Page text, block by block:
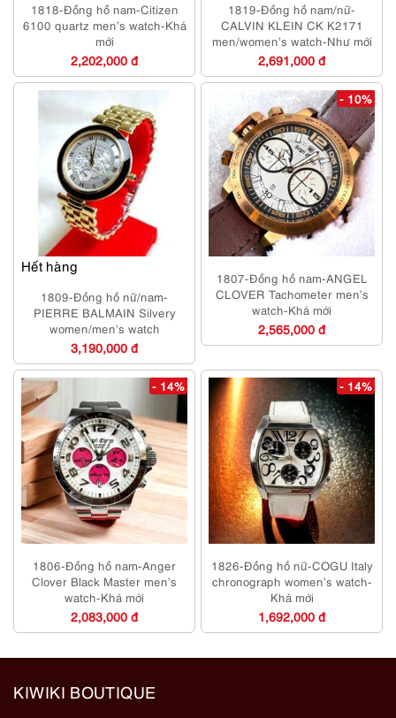
1818-Đồng hồ nam-Citizen
6100 quartz men’s watch-Khá
mới
2,202,000 đ
1819-Đồng hồ nam/nữ-
CALVIN KLEIN CK K2171
men/women’s watch-Như mới
2,691,000 đ
Hết hàng
1809-Đồng hồ nữ/nam-
PIERRE BALMAIN Silvery
women/men’s watch
3,190,000 đ
- 10%
1807-Đồng hồ nam-ANGEL
CLOVER Tachometer men’s
watch-Khá mới
2,565,000 đ
- 14%
1806-Đồng hồ nam-Anger
Clover Black Master men’s
watch-Khá mới
2,083,000 đ
- 14%
1826-Đồng hồ nữ-COGU Italy
chronograph women’s watch-
Khá mới
1,692,000 đ
KIWIKI BOUTIQUE